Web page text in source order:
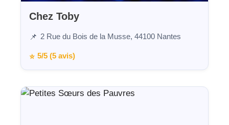
Chez Toby
📌 2 Rue du Bois de la Musse, 44100 Nantes
⭐ 5/5 (5 avis)